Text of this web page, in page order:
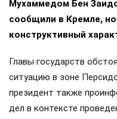
Мухаммедом Бен
сообщили в Кремле,
конструктивный
Главы государств
ситуацию в зоне
президент также
дел в контексте